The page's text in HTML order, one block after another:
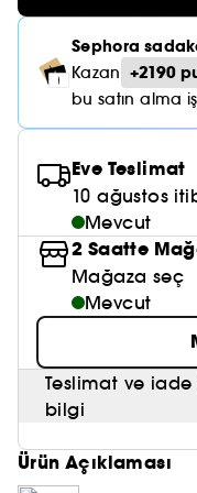
Maske
Cilt & Makyaj
Saç Bakım Setleri
Okyanus Esansı
Matlaştırıcı Bakım
Kızarıklık için Bakım
Cilt Tonu Eşitsizliği
Gözenek Karşıtı
Işıltı Veren Bakım
Karma ve Yağlı
Kuru Saç Bakımı
CHAMPO
GHD
SUMMER FRIDAYS
ERBORIAN
OLAPLEX
KÉRASTASE
TANGLE TEEZER
GISOU
K18
KAYALI
ARMANI
SUPERGOOP!
GISOU
AMIKA
KAYALI
LE MONDE
Sephora
Kazan +2190
bu satın alma
Eve Teslimat
10 ağustos
Mevcut
2 Saatte
Mağaza seç
Mevcut
Teslimat ve
bilgi
Ürün Açıklaması